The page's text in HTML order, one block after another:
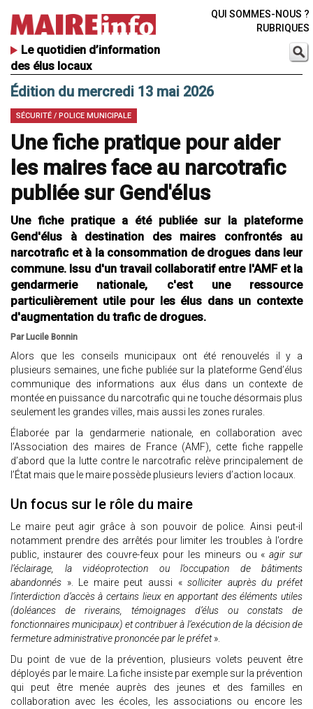
Le quotidien d’information
des élus locaux
QUI SOMMES-NOUS ?
RUBRIQUES
Édition du mercredi 13 mai 2026
SÉCURITÉ / POLICE MUNICIPALE
Une fiche pratique pour aider
les maires face au narcotrafic
publiée sur Gend'élus
Une fiche pratique a été publiée sur la plateforme
Gend'élus à destination des maires confrontés au
narcotrafic et à la consommation de drogues dans leur
commune. Issu d'un travail collaboratif entre l'AMF et la
gendarmerie nationale, c'est une ressource
particulièrement utile pour les élus dans un contexte
d'augmentation du trafic de drogues.
Par Lucile Bonnin
Alors que les conseils municipaux ont été renouvelés il y a
plusieurs semaines, une fiche publiée sur la plateforme Gend’élus
communique des informations aux élus dans un contexte de
montée en puissance du narcotrafic qui ne touche désormais plus
seulement les grandes villes, mais aussi les zones rurales.
Élaborée par la gendarmerie nationale, en collaboration avec
l’Association des maires de France (AMF), cette fiche rappelle
d’abord que la lutte contre le narcotrafic relève principalement de
l’État mais que le maire possède plusieurs leviers d’action locaux.
Un focus sur le rôle du maire
Le maire peut agir grâce à son pouvoir de police. Ainsi peut-il
notamment prendre des arrêtés pour limiter les troubles à l’ordre
public, instaurer des couvre-feux pour les mineurs ou «agir sur
l’éclairage, la vidéoprotection ou l’occupation de bâtiments
abandonnés ». Le maire peut aussi «solliciter auprès du préfet
l’interdiction d’accès à certains lieux en apportant des éléments utiles
(doléances de riverains, témoignages d’élus ou constats de
fonctionnaires municipaux) et contribuer à l’exécution de la décision de
fermeture administrative prononcée par le préfet».
Du point de vue de la prévention, plusieurs volets peuvent être
déployés par le maire. La fiche insiste par exemple sur la prévention
qui peut être menée auprès des jeunes et des familles en
collaboration avec les écoles, les associations ou encore les